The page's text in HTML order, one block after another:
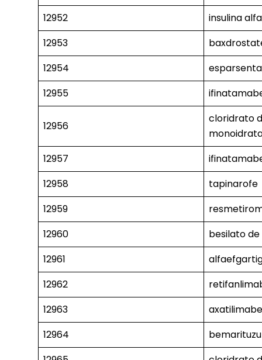
12952
insulina
12953
12954
12955
12956
cloridrato
12957
12958
tapinarofe
12959
12960
besilato
12961
12962
12963
axatilimabe
12964